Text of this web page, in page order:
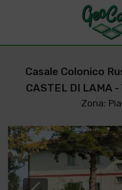
Casale Colonico
CASTEL DI LAMA -
Zona: